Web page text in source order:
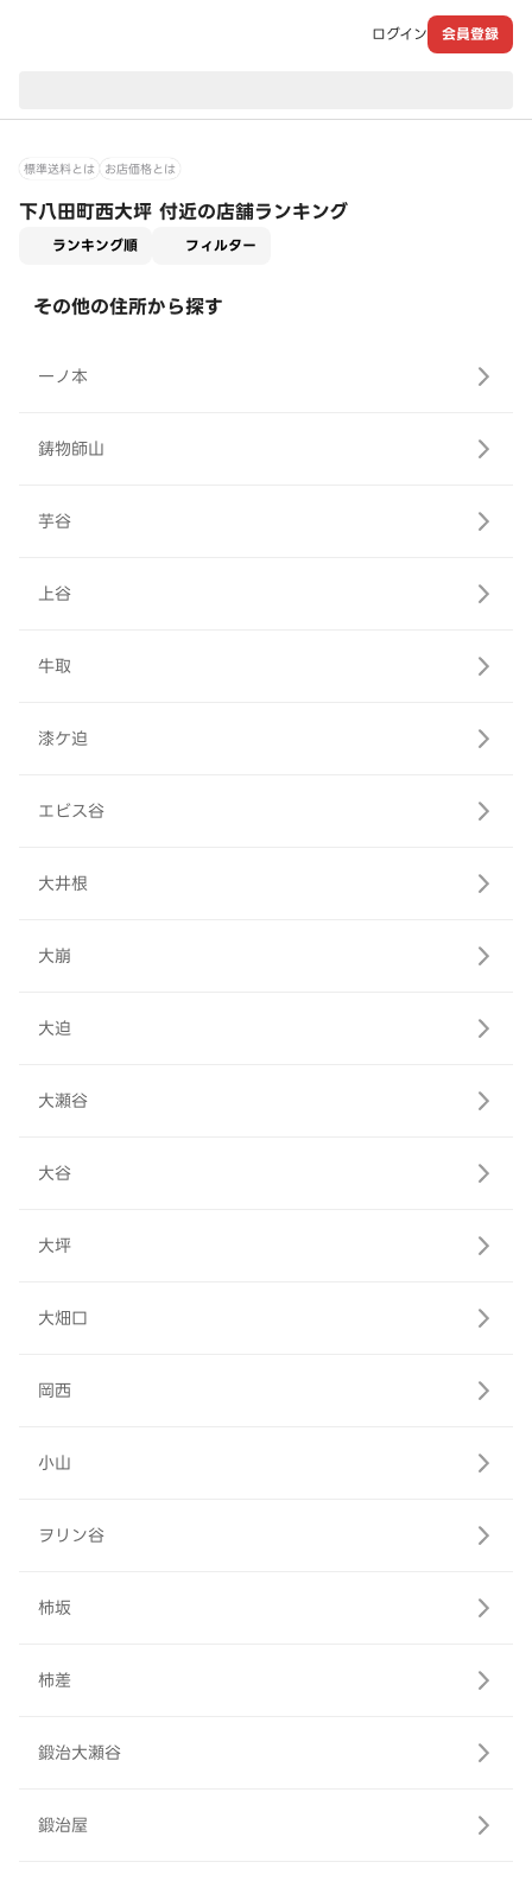
ログイン 会員登録
標準送料とは お店価格とは
下八田町西大坪 付近の店舗ランキング
ランキング順 フィルター
その他の住所から探す
一ノ本
鋳物師山
芋谷
上谷
牛取
漆ケ迫
エビス谷
大井根
大崩
大迫
大瀬谷
大谷
大坪
大畑口
岡西
小山
ヲリン谷
柿坂
柿差
鍛治大瀬谷
鍛治屋